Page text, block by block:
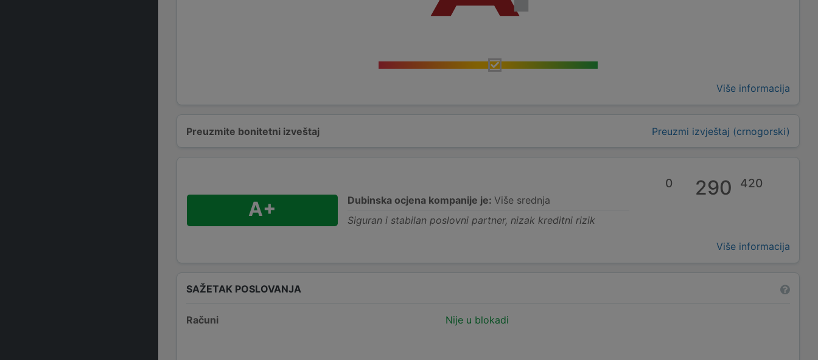
Više informacija
Preuzmite bonitetni izveštaj Preuzmi izvještaj (crnogorski)
A+ Dubinska ocjena kompanije je: Više srednja
Siguran i stabilan poslovni partner, nizak kreditni rizik
0 290 420
Više informacija
SAŽETAK POSLOVANJA
Računi Nije u blokadi